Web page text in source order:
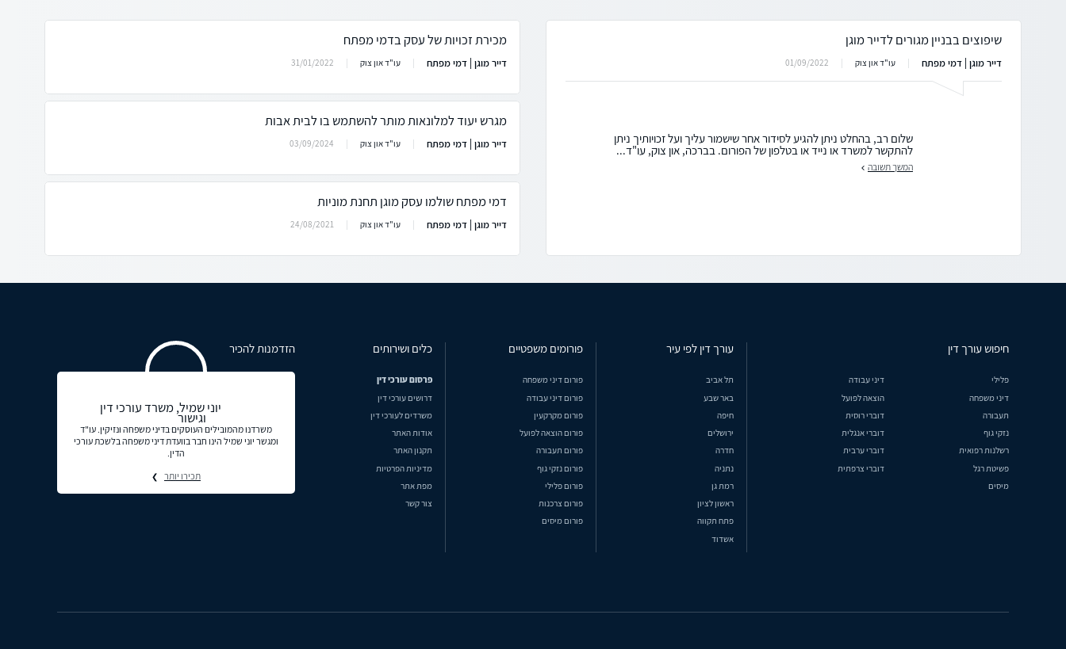
שיפוצים בבניין מגורים לדייר מוגן
דייר מוגן | דמי מפתח עו"ד און צוק 01/09/2022
שלום רב, בהחלט ניתן להגיע לסידור אחר שישמור עליך ועל זכויותיך ניתן
להתקשר למשרד או נייד או בטלפון של הפורום. בברכה, און צוק, עו"ד...
המשך תשובה
מכירת זכויות של עסק בדמי מפתח
דייר מוגן | דמי מפתח עו"ד און צוק 31/01/2022
מגרש יעוד למלונאות מותר להשתמש בו לבית אבות
דייר מוגן | דמי מפתח עו"ד און צוק 03/09/2024
דמי מפתח שולמו עסק מוגן תחנת מוניות
דייר מוגן | דמי מפתח עו"ד און צוק 24/08/2021
חיפוש עורך דין
פלילי
דיני עבודה
דיני משפחה
הוצאה לפועל
תעבורה
דוברי רוסית
נזקי גוף
דוברי אנגלית
רשלנות רפואית
דוברי ערבית
פשיטת רגל
דוברי צרפתית
מיסים
עורך דין לפי עיר
תל אביב
באר שבע
חיפה
ירושלים
חדרה
נתניה
רמת גן
ראשון לציון
פתח תקווה
אשדוד
פורומים משפטיים
פורום דיני משפחה
פורום דיני עבודה
פורום מקרקעין
פורום הוצאה לפועל
פורום תעבורה
פורום נזקי גוף
פורום פלילי
פורום צרכנות
פורום מיסים
כלים ושירותים
פרסום עורכי דין
דרושים עורכי דין
משרדים לעורכי דין
אודות האתר
תקנון האתר
מדיניות הפרטיות
מפת אתר
צור קשר
הזדמנות להכיר
יוני שמיל, משרד עורכי דין
וגישור
משרדנו מהמובילים העוסקים בדיני משפחה ונזיקין. עו"ד
ומגשר יוני שמיל הינו חבר בוועדת דיני משפחה בלשכת עורכי
הדין.
תכירו יותר